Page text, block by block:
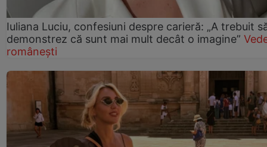
Iuliana Luciu, confesiuni despre carieră: „A trebuit
demonstrez că sunt mai mult decât o imagine”
românești